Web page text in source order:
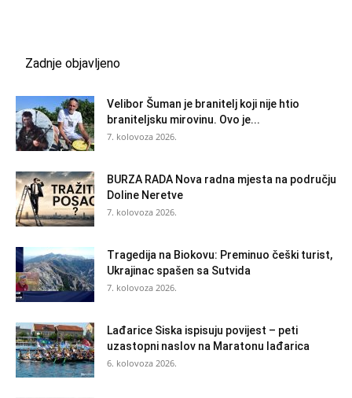
Zadnje objavljeno
Velibor Šuman je branitelj koji nije htio
braniteljsku mirovinu. Ovo je...
7. kolovoza 2026.
BURZA RADA Nova radna mjesta na području
Doline Neretve
7. kolovoza 2026.
Tragedija na Biokovu: Preminuo češki turist,
Ukrajinac spašen sa Sutvida
7. kolovoza 2026.
Lađarice Siska ispisuju povijest – peti
uzastopni naslov na Maratonu lađarica
6. kolovoza 2026.